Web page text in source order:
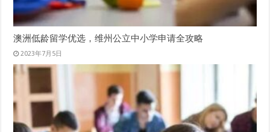
澳洲低龄留学优选，维州公立中小学申请全攻略
2023年7月5日